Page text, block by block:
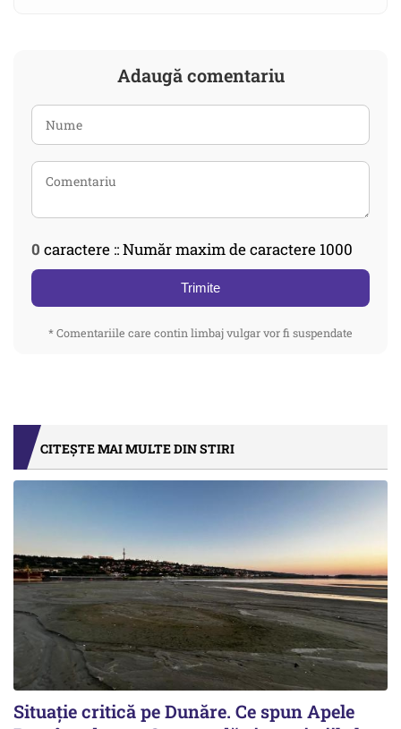
Adaugă comentariu
0 caractere :: Număr maxim de caractere 1000
Trimite
* Comentariile care contin limbaj vulgar vor fi suspendate
CITEȘTE MAI MULTE DIN STIRI
Situație critică pe Dunăre. Ce spun Apele